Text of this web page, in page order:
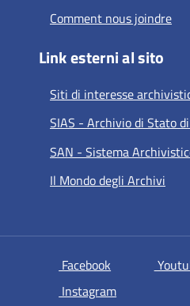
Comment nous joindre
Link esterni al sito
Siti di interesse
SIAS - Archivio di Stato
SAN - Sistema
Il Mondo degli Archivi
Facebook si apre in una
Instagramsi apre in una